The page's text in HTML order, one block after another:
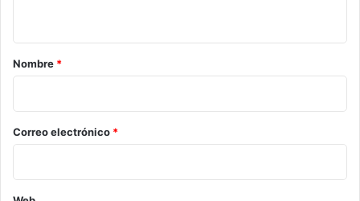
r
o
*
Nombre *
Correo electrónico *